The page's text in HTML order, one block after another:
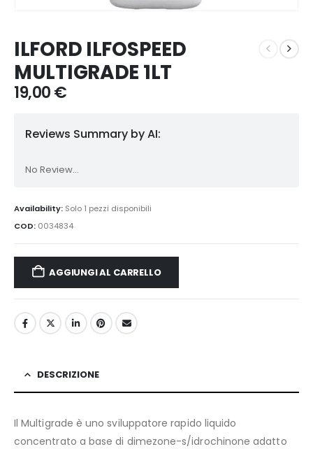
ILFORD ILFOSPEED
MULTIGRADE 1LT
19,00€
Reviews Summary by AI:
No Review...
Availability: Solo 1 pezzi disponibili
COD: 0034834
AGGIUNGI AL CARRELLO
DESCRIZIONE
Il Multigrade è uno sviluppatore rapido liquido
concentrato a base di dimezone-s/idrochinone adatto